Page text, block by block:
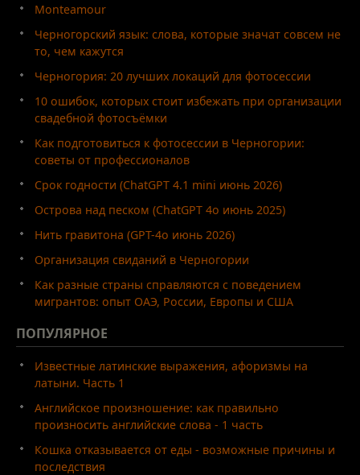
Monteamour
Черногорский язык: слова, которые значат совсем не
то, чем кажутся
Черногория: 20 лучших локаций для фотосессии
10 ошибок, которых стоит избежать при организации
свадебной фотосъёмки
Как подготовиться к фотосессии в Черногории:
советы от профессионалов
Срок годности (ChatGPT 4.1 mini июнь 2026)
Острова над песком (ChatGPT 4o июнь 2025)
Нить гравитона (GPT-4o июнь 2026)
Организация свиданий в Черногории
Как разные страны справляются с поведением
мигрантов: опыт ОАЭ, России, Европы и США
ПОПУЛЯРНОЕ
Известные латинские выражения, афоризмы на
латыни. Часть 1
Английское произношение: как правильно
произносить английские слова - 1 часть
Кошка отказывается от еды - возможные причины и
последствия